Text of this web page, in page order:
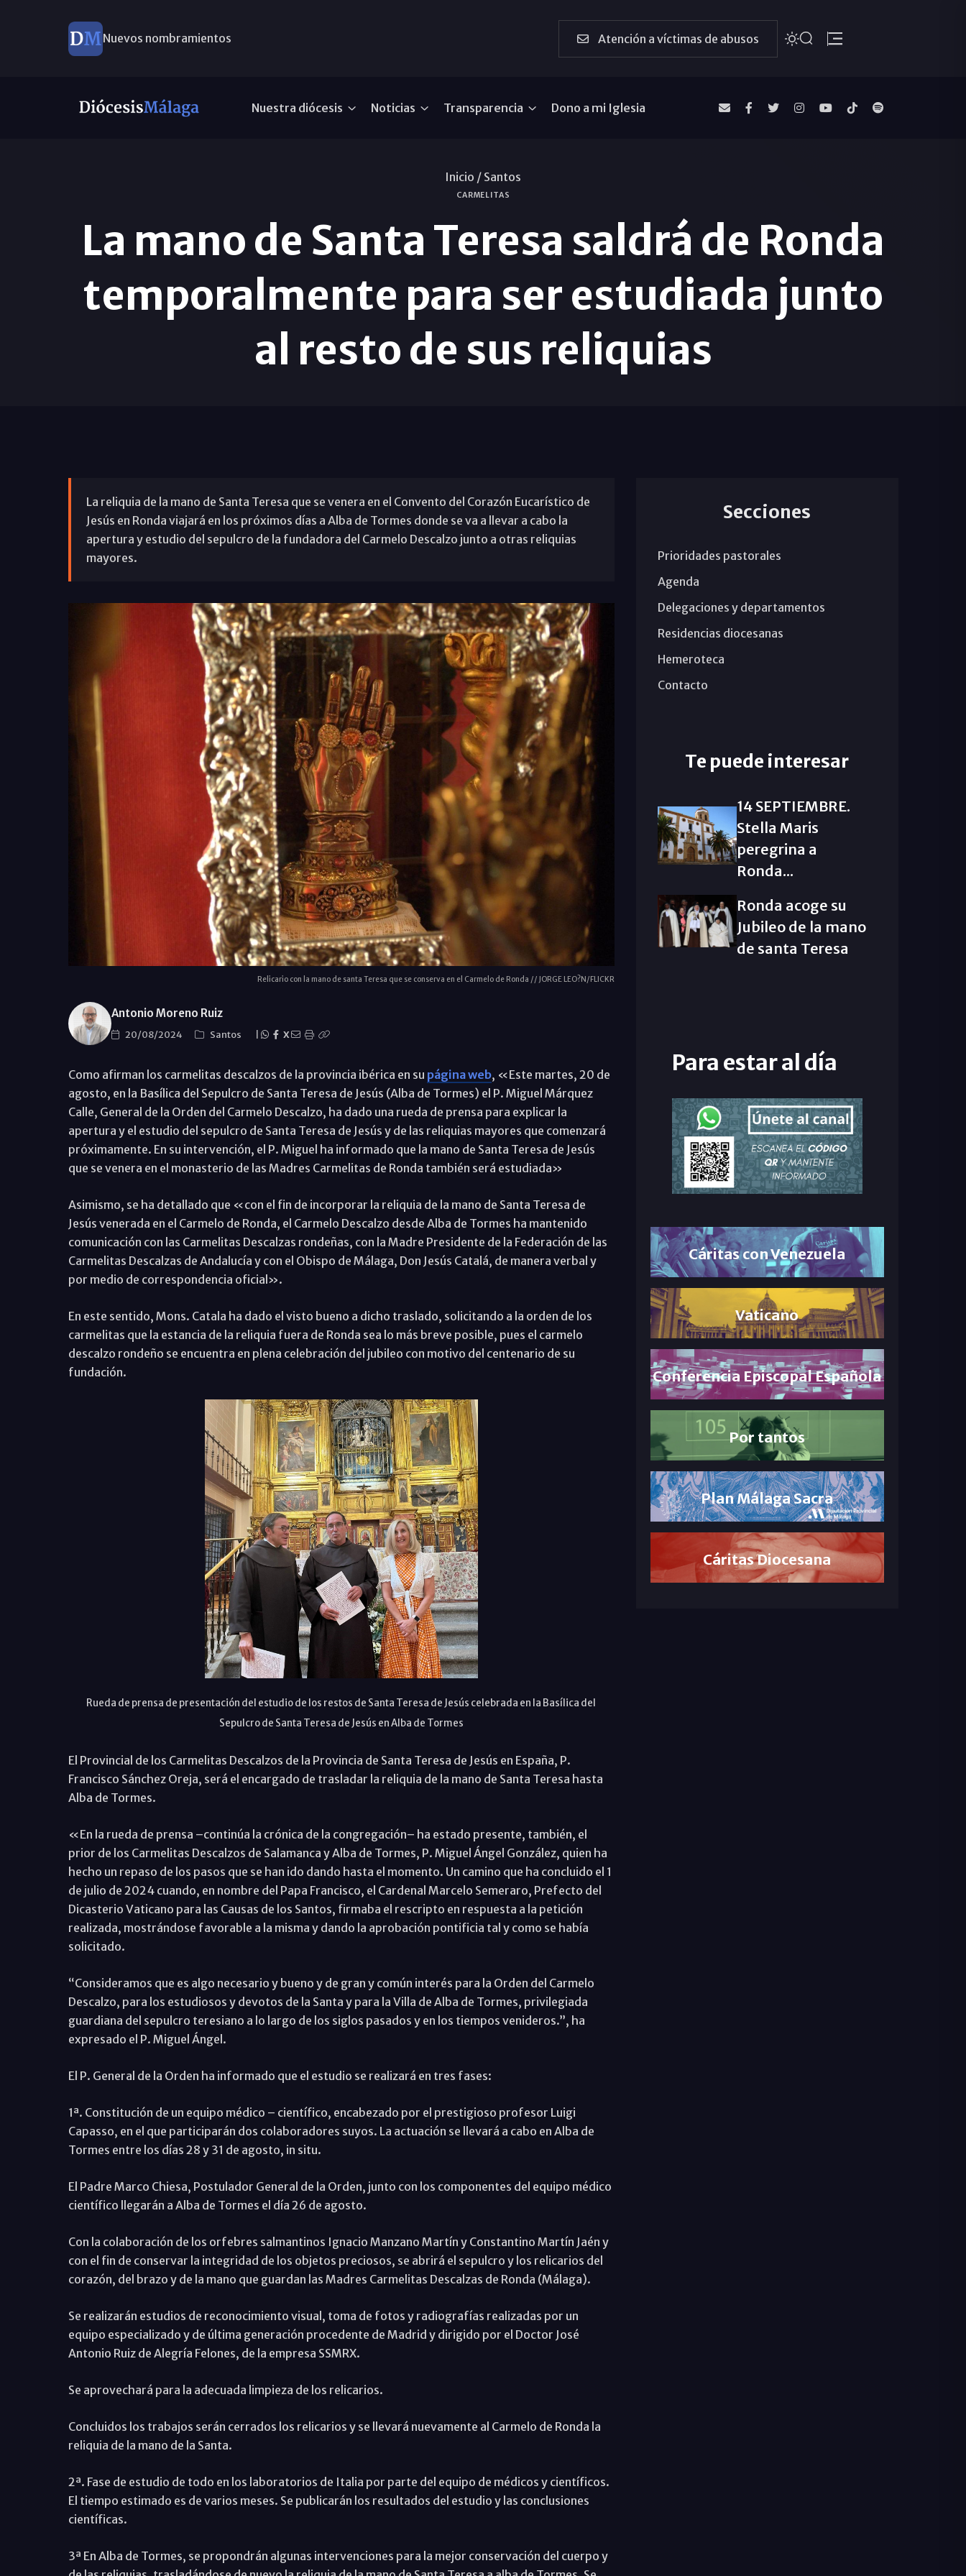
Nuevos nombramientos Atención a víctimas de abusos
Nuestra diócesis Noticias Transparencia Dono a mi Iglesia
Inicio / Santos
CARMELITAS
La mano de Santa Teresa saldrá de Ronda
temporalmente para ser estudiada junto
al resto de sus reliquias
La reliquia de la mano de Santa Teresa que se venera en el Convento del Corazón Eucarístico de
Jesús en Ronda viajará en los próximos días a Alba de Tormes donde se va a llevar a cabo la
apertura y estudio del sepulcro de la fundadora del Carmelo Descalzo junto a otras reliquias
mayores.
Relicario con la mano de santa Teresa que se conserva en el Carmelo de Ronda // JORGE LEO?N/FLICKR
Antonio Moreno Ruiz
20/08/2024 Santos X
Como afirman los carmelitas descalzos de la provincia ibérica en su página web, «Este martes, 20 de
agosto, en la Basílica del Sepulcro de Santa Teresa de Jesús (Alba de Tormes) el P. Miguel Márquez
Calle, General de la Orden del Carmelo Descalzo, ha dado una rueda de prensa para explicar la
apertura y el estudio del sepulcro de Santa Teresa de Jesús y de las reliquias mayores que comenzará
próximamente. En su intervención, el P. Miguel ha informado que la mano de Santa Teresa de Jesús
que se venera en el monasterio de las Madres Carmelitas de Ronda también será estudiada»
Asimismo, se ha detallado que «con el fin de incorporar la reliquia de la mano de Santa Teresa de
Jesús venerada en el Carmelo de Ronda, el Carmelo Descalzo desde Alba de Tormes ha mantenido
comunicación con las Carmelitas Descalzas rondeñas, con la Madre Presidente de la Federación de las
Carmelitas Descalzas de Andalucía y con el Obispo de Málaga, Don Jesús Catalá, de manera verbal y
por medio de correspondencia oficial».
En este sentido, Mons. Catala ha dado el visto bueno a dicho traslado, solicitando a la orden de los
carmelitas que la estancia de la reliquia fuera de Ronda sea lo más breve posible, pues el carmelo
descalzo rondeño se encuentra en plena celebración del jubileo con motivo del centenario de su
fundación.
Rueda de prensa de presentación del estudio de los restos de Santa Teresa de Jesús celebrada en la Basílica del
Sepulcro de Santa Teresa de Jesús en Alba de Tormes
El Provincial de los Carmelitas Descalzos de la Provincia de Santa Teresa de Jesús en España, P.
Francisco Sánchez Oreja, será el encargado de trasladar la reliquia de la mano de Santa Teresa hasta
Alba de Tormes.
«En la rueda de prensa –continúa la crónica de la congregación– ha estado presente, también, el
prior de los Carmelitas Descalzos de Salamanca y Alba de Tormes, P. Miguel Ángel González, quien ha
hecho un repaso de los pasos que se han ido dando hasta el momento. Un camino que ha concluido el 1
de julio de 2024 cuando, en nombre del Papa Francisco, el Cardenal Marcelo Semeraro, Prefecto del
Dicasterio Vaticano para las Causas de los Santos, firmaba el rescripto en respuesta a la petición
realizada, mostrándose favorable a la misma y dando la aprobación pontificia tal y como se había
solicitado.
“Consideramos que es algo necesario y bueno y de gran y común interés para la Orden del Carmelo
Descalzo, para los estudiosos y devotos de la Santa y para la Villa de Alba de Tormes, privilegiada
guardiana del sepulcro teresiano a lo largo de los siglos pasados y en los tiempos venideros.”, ha
expresado el P. Miguel Ángel.
El P. General de la Orden ha informado que el estudio se realizará en tres fases:
1ª. Constitución de un equipo médico – científico, encabezado por el prestigioso profesor Luigi
Capasso, en el que participarán dos colaboradores suyos. La actuación se llevará a cabo en Alba de
Tormes entre los días 28 y 31 de agosto, in situ.
El Padre Marco Chiesa, Postulador General de la Orden, junto con los componentes del equipo médico
científico llegarán a Alba de Tormes el día 26 de agosto.
Con la colaboración de los orfebres salmantinos Ignacio Manzano Martín y Constantino Martín Jaén y
con el fin de conservar la integridad de los objetos preciosos, se abrirá el sepulcro y los relicarios del
corazón, del brazo y de la mano que guardan las Madres Carmelitas Descalzas de Ronda (Málaga).
Se realizarán estudios de reconocimiento visual, toma de fotos y radiografías realizadas por un
equipo especializado y de última generación procedente de Madrid y dirigido por el Doctor José
Antonio Ruiz de Alegría Felones, de la empresa SSMRX.
Se aprovechará para la adecuada limpieza de los relicarios.
Concluidos los trabajos serán cerrados los relicarios y se llevará nuevamente al Carmelo de Ronda la
reliquia de la mano de la Santa.
2ª. Fase de estudio de todo en los laboratorios de Italia por parte del equipo de médicos y científicos.
El tiempo estimado es de varios meses. Se publicarán los resultados del estudio y las conclusiones
científicas.
3ª En Alba de Tormes, se propondrán algunas intervenciones para la mejor conservación del cuerpo y
Secciones
Prioridades pastorales
Agenda
Delegaciones y departamentos
Residencias diocesanas
Hemeroteca
Contacto
Te puede interesar
14 SEPTIEMBRE.
Stella Maris
peregrina a
Ronda...
Ronda acoge su
Jubileo de la mano
de santa Teresa
Para estar al día
Cáritas con Venezuela
Vaticano
Conferencia Episcopal Española
Por tantos
Plan Málaga Sacra
Cáritas Diocesana